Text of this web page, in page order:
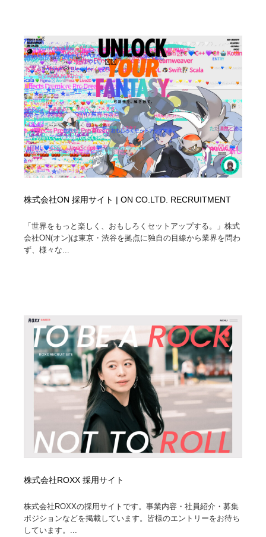
株式会社ON 採用サイト | ON CO.LTD. RECRUITMENT
「世界をもっと楽しく、おもしろくセットアップする。」株式
会社ON(オン)は東京・渋谷を拠点に独自の目線から業界を問わ
ず、様々な...
株式会社ROXX 採用サイト
株式会社ROXXの採用サイトです。事業内容・社員紹介・募集
ポジションなどを掲載しています。皆様のエントリーをお待ち
しています。...